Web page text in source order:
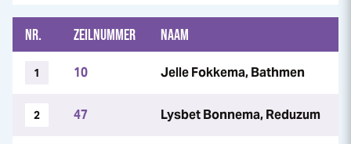
NR. ZEILNUMMER NAAM
1 10 Jelle Fokkema, Bathmen
2 47 Lysbet Bonnema, Reduzum